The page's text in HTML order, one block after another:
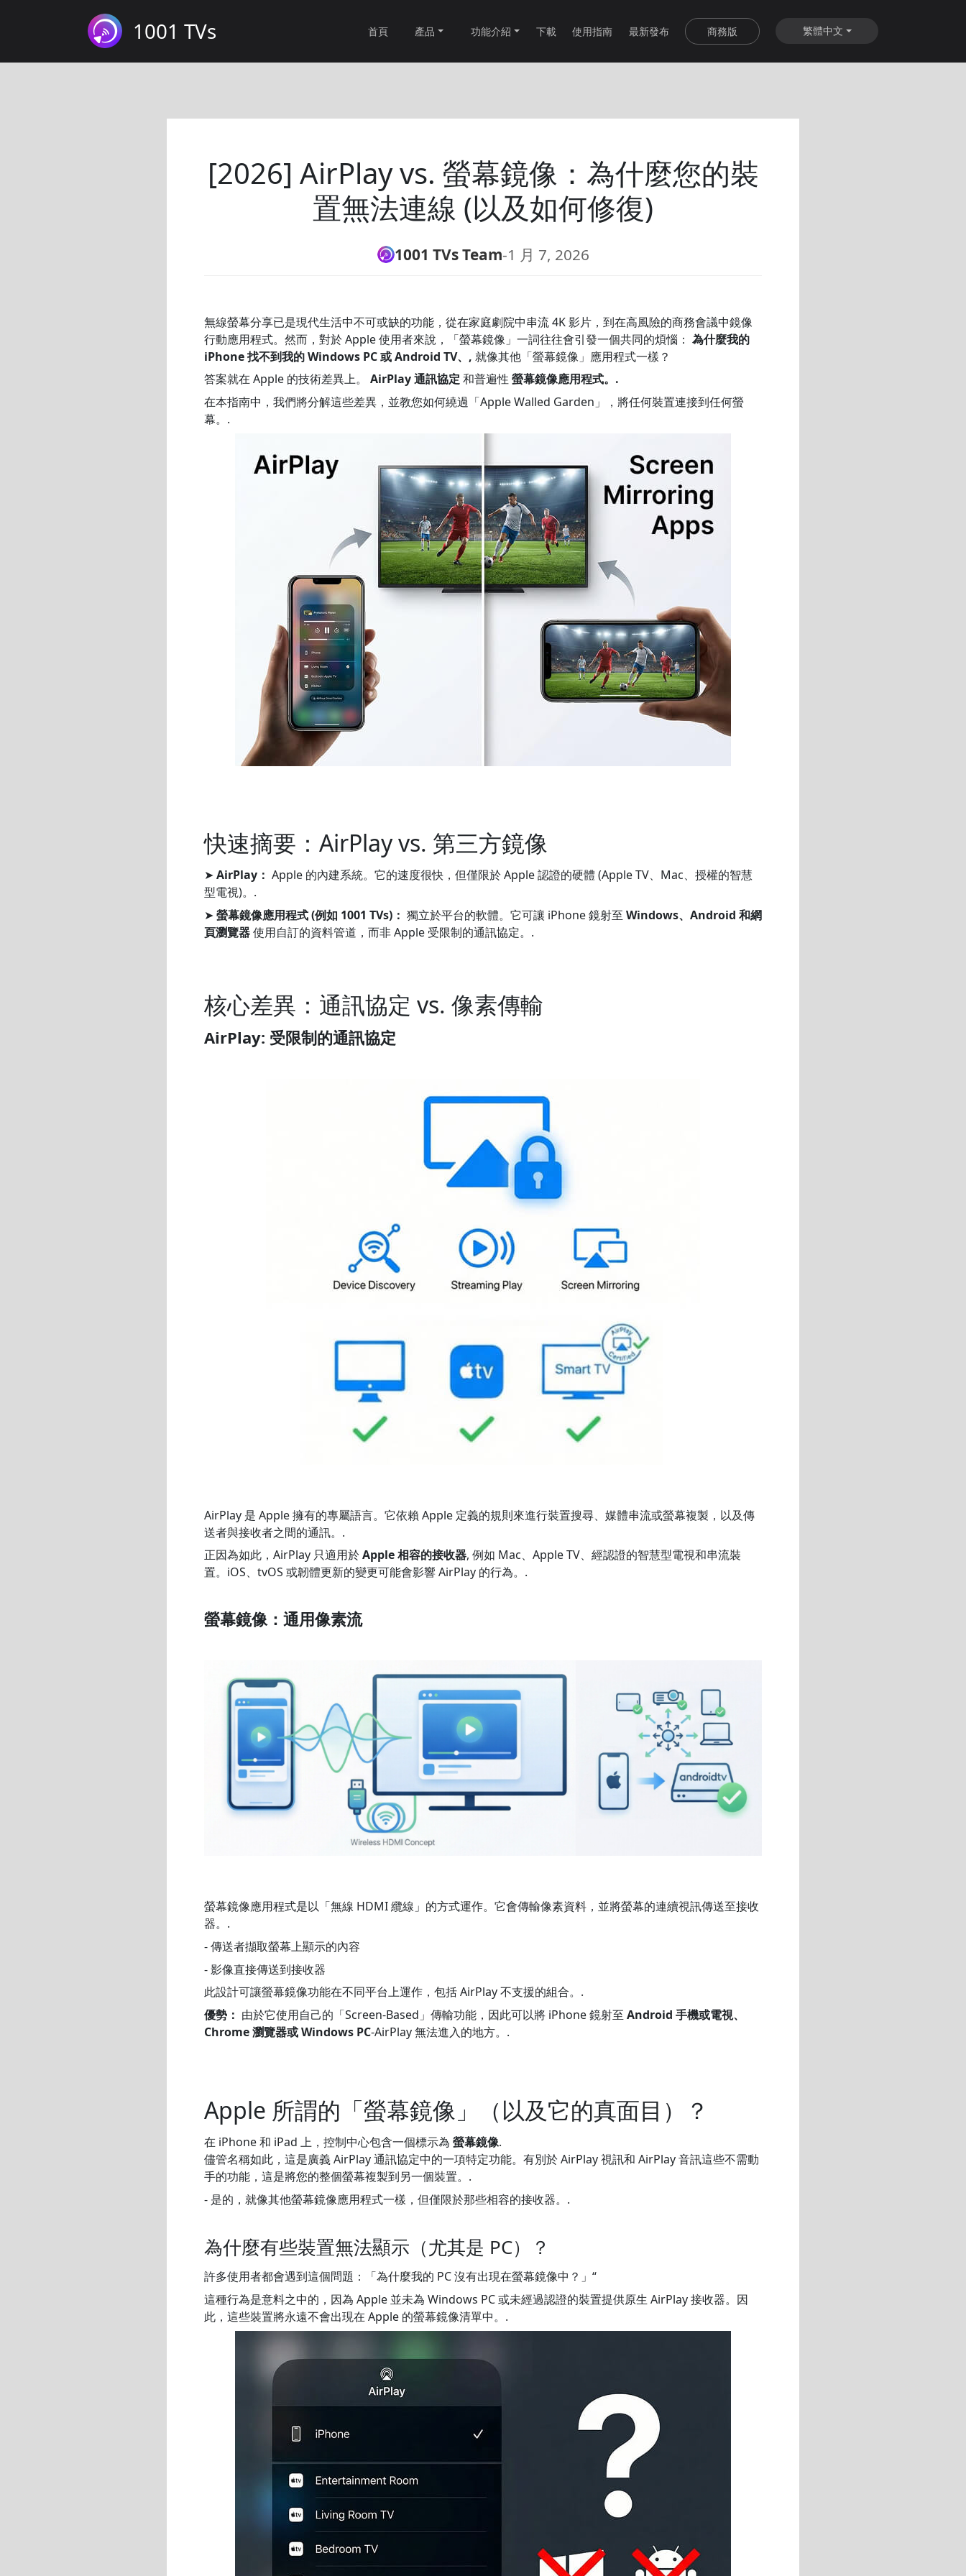
1001 TVs 首頁 產品 功能介紹 下載 使用指南 最新發布 商務版 繁體中文
[2026] AirPlay vs. 螢幕鏡像：為什麼您的裝
置無法連線 (以及如何修復)
1001 TVs Team-1 月 7, 2026
無線螢幕分享已是現代生活中不可或缺的功能，從在家庭劇院中串流 4K 影片，到在高風險的商務會議中鏡像
行動應用程式。然而，對於 Apple 使用者來說，「螢幕鏡像」一詞往往會引發一個共同的煩惱： 為什麼我的
iPhone 找不到我的 Windows PC 或 Android TV、, 就像其他「螢幕鏡像」應用程式一樣？
答案就在 Apple 的技術差異上。 AirPlay 通訊協定和普遍性螢幕鏡像應用程式。.
在本指南中，我們將分解這些差異，並教您如何繞過「Apple Walled Garden」，將任何裝置連接到任何螢
幕。.
快速摘要：AirPlay vs. 第三方鏡像
➤ AirPlay： Apple 的內建系統。它的速度很快，但僅限於 Apple 認證的硬體 (Apple TV、Mac、授權的智慧
型電視)。.
➤ 螢幕鏡像應用程式 (例如 1001 TVs)： 獨立於平台的軟體。它可讓 iPhone 鏡射至 Windows、Android 和網
頁瀏覽器使用自訂的資料管道，而非 Apple 受限制的通訊協定。.
核心差異：通訊協定 vs. 像素傳輸
AirPlay: 受限制的通訊協定
AirPlay 是 Apple 擁有的專屬語言。它依賴 Apple 定義的規則來進行裝置搜尋、媒體串流或螢幕複製，以及傳
送者與接收者之間的通訊。.
正因為如此，AirPlay 只適用於Apple 相容的接收器, 例如 Mac、Apple TV、經認證的智慧型電視和串流裝
置。iOS、tvOS 或韌體更新的變更可能會影響 AirPlay 的行為。.
螢幕鏡像：通用像素流
螢幕鏡像應用程式是以「無線 HDMI 纜線」的方式運作。它會傳輸像素資料，並將螢幕的連續視訊傳送至接收
器。.
- 傳送者擷取螢幕上顯示的內容
- 影像直接傳送到接收器
此設計可讓螢幕鏡像功能在不同平台上運作，包括 AirPlay 不支援的組合。.
優勢： 由於它使用自己的「Screen-Based」傳輸功能，因此可以將 iPhone 鏡射至 Android 手機或電視、
Chrome 瀏覽器或 Windows PC-AirPlay 無法進入的地方。.
Apple 所謂的「螢幕鏡像」（以及它的真面目）？
在 iPhone 和 iPad 上，控制中心包含一個標示為 螢幕鏡像.
儘管名稱如此，這是廣義 AirPlay 通訊協定中的一項特定功能。有別於 AirPlay 視訊和 AirPlay 音訊這些不需動
手的功能，這是將您的整個螢幕複製到另一個裝置。.
- 是的，就像其他螢幕鏡像應用程式一樣，但僅限於那些相容的接收器。.
為什麼有些裝置無法顯示（尤其是 PC）？
許多使用者都會遇到這個問題：「為什麼我的 PC 沒有出現在螢幕鏡像中？」“
這種行為是意料之中的，因為 Apple 並未為 Windows PC 或未經過認證的裝置提供原生 AirPlay 接收器。因
此，這些裝置將永遠不會出現在 Apple 的螢幕鏡像清單中。.